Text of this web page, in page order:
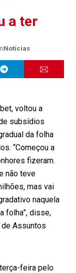
a ter
Notícias
voltou a
subsídios
da folha
“Começou a
fizeram.
não teve
mas vai
naquela
folha”, disse,
de Assuntos
feira pelo